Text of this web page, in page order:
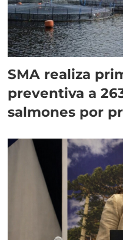
SMA realiza
preventiva a
salmones por